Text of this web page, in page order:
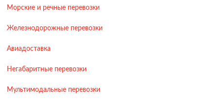
Морские и речные перевозки
Железнодорожные перевозки
Авиадоставка
Негабаритные перевозки
Мультимодальные перевозки